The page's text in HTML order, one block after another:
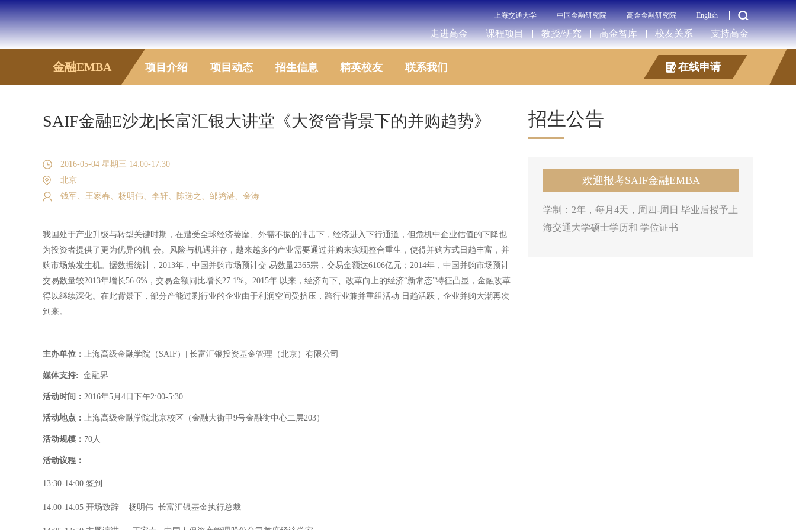
上海交通大学 中国金融研究院 高金金融研究院 English
走进高金 课程项目 教授/研究 高金智库 校友关系 支持高金
金融EMBA 项目介绍 项目动态 招生信息 精英校友 联系我们 在线申请
SAIF金融E沙龙|长富汇银大讲堂《大资管背景下的并购趋势》
2016-05-04 星期三 14:00-17:30
北京
钱军、王家春、杨明伟、李轩、陈选之、邹鹑湛、金涛
我国处于产业升级与转型关键时期，在遭受全球经济萎靡、外需不振的冲击下，经济进入下行通道，但危机中企业估值的下降也
为投资者提供了更为优异的机 会。风险与机遇并存，越来越多的产业需要通过并购来实现整合重生，使得并购方式日趋丰富，并
购市场焕发生机。据数据统计，2013年，中国并购市场预计交 易数量2365宗，交易金额达6106亿元；2014年，中国并购市场预计
交易数量较2013年增长56.6%，交易金额同比增长27.1%。2015年 以来，经济向下、改革向上的经济“新常态”特征凸显，金融改革
得以继续深化。在此背景下，部分产能过剩行业的企业由于利润空间受挤压，跨行业兼并重组活动 日趋活跃，企业并购大潮再次
到来。
主办单位： 上海高级金融学院（SAIF）| 长富汇银投资基金管理（北京）有限公司
媒体支持: 金融界
活动时间： 2016年5月4日下午2:00-5:30
活动地点： 上海高级金融学院北京校区（金融大街甲9号金融街中心二层203）
活动规模： 70人
活动议程：
13:30-14:00 签到
14:00-14:05 开场致辞 杨明伟 长富汇银基金执行总裁
招生公告
欢迎报考SAIF金融EMBA
学制：2年，每月4天，周四-周日 毕业后授予上
海交通大学硕士学历和 学位证书